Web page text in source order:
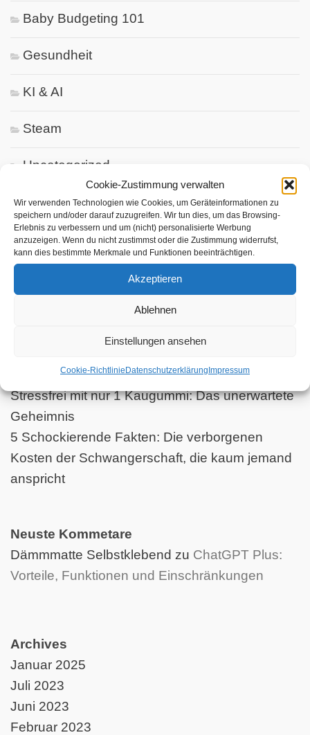
Cookie-Zustimmung verwalten
Wir verwenden Technologien wie Cookies, um Geräteinformationen zu
speichern und/oder darauf zuzugreifen. Wir tun dies, um das Browsing-
Erlebnis zu verbessern und um (nicht) personalisierte Werbung
anzuzeigen. Wenn du nicht zustimmst oder die Zustimmung widerrufst,
kann dies bestimmte Merkmale und Funktionen beeinträchtigen.
Akzeptieren
Ablehnen
Einstellungen ansehen
Cookie-RichtlinieDatenschutzerklärungImpressum
Baby Budgeting 101
Gesundheit
KI & AI
Steam
Uncategorized
Neuste Beiträge
Kakao, der verzaubert: Entdecke die 10 besten
Shops für deine Rituale!
Entdecken Sie das Potenzial von Efeu-Tee – Ist
Hedera Helix das nächste Kräuterwunder?
Putzen steigert
Stressfrei mit nur 1 Kaugummi: Das unerwartete
Geheimnis
5 Schockierende Fakten: Die verborgenen
Kosten der Schwangerschaft, die kaum jemand
anspricht
Neuste Kommetare
Dämmmatte Selbstklebend zu ChatGPT Plus:
Vorteile, Funktionen und Einschränkungen
Archives
Januar 2025
Juli 2023
Juni 2023
Februar 2023